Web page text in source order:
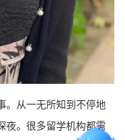
。从一无所知到不停地
夜。很多留学机构都需